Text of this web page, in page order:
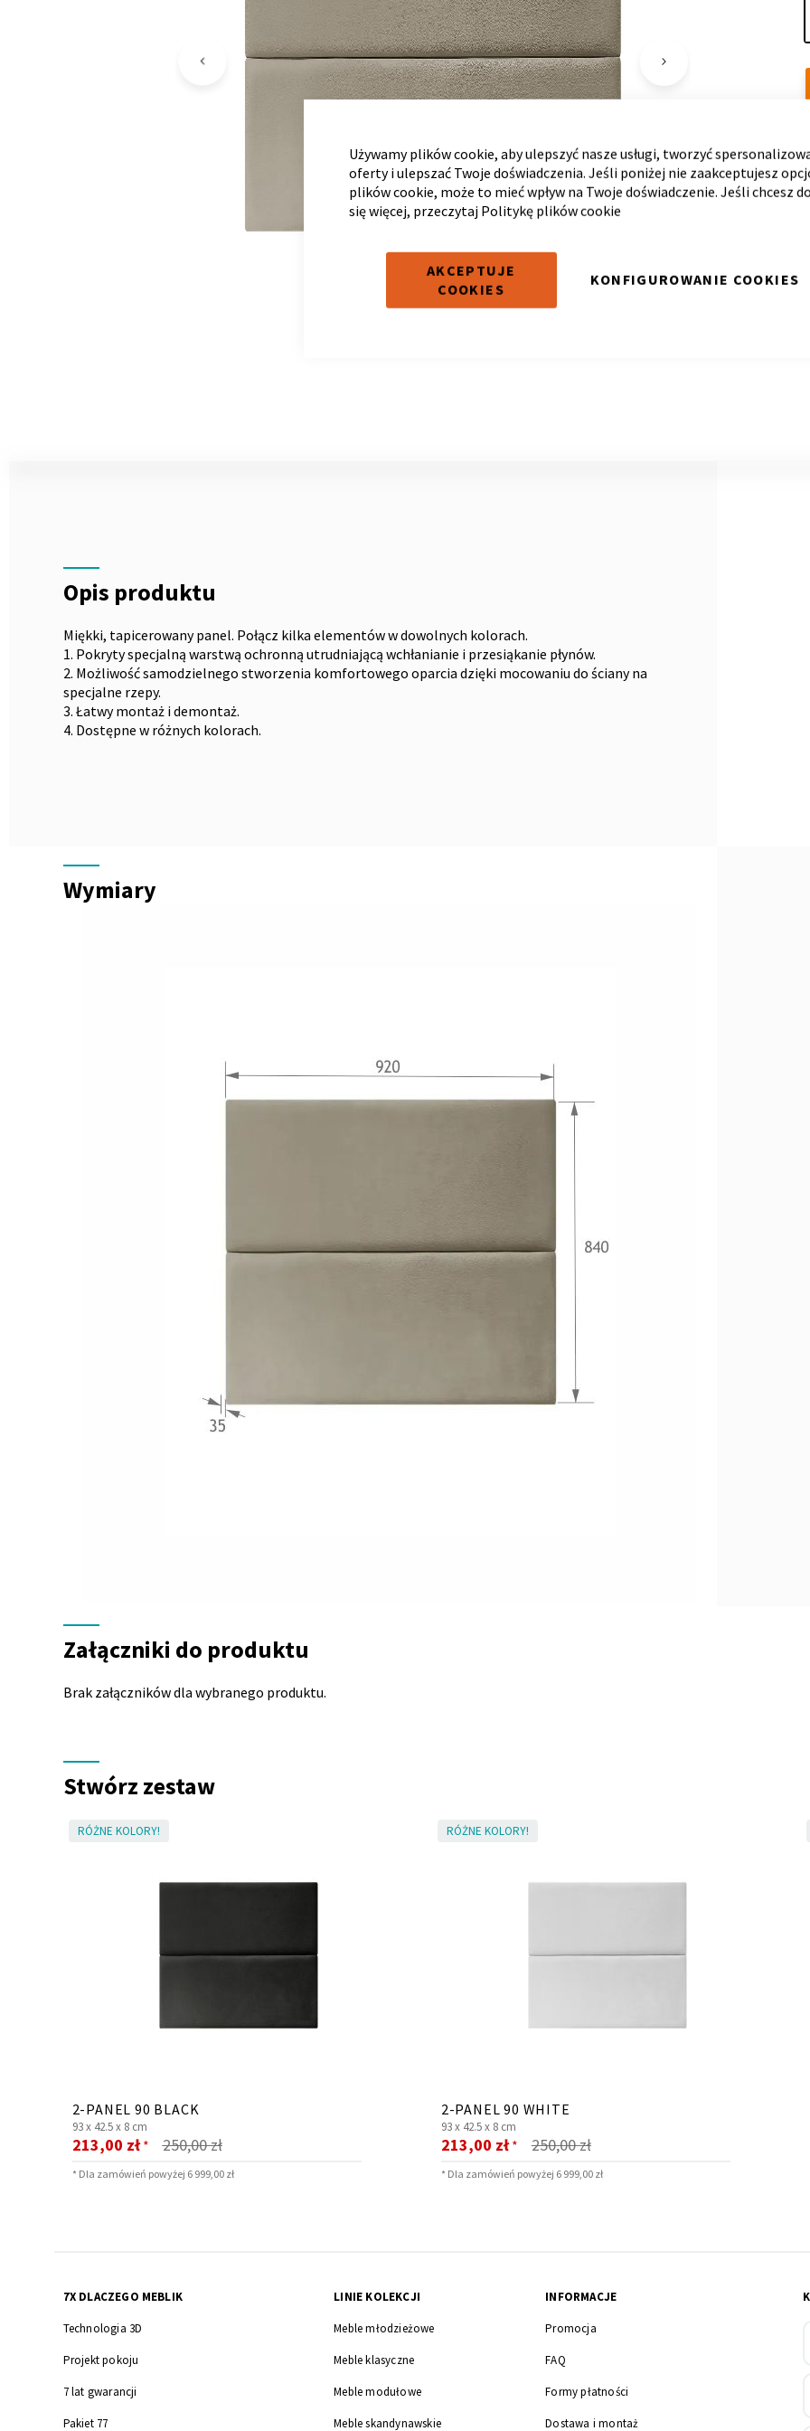
Używamy plików cookie, aby ulepszyć nasze usługi, tworzyć
oferty i ulepszać Twoje doświadczenia. Jeśli poniżej nie zaakceptujesz
plików cookie, może to mieć wpływ na Twoje doświadczenie. Jeśli chcesz
się więcej, przeczytaj Politykę plików cookie
AKCEPTUJE
COOKIES
KONFIGUROWANIE COOKIES
Opis produktu
Miękki, tapicerowany panel. Połącz kilka elementów w dowolnych kolorach.
1. Pokryty specjalną warstwą ochronną utrudniającą wchłanianie i przesiąkanie płynów.
2. Możliwość samodzielnego stworzenia komfortowego oparcia dzięki mocowaniu do ściany na
specjalne rzepy.
3. Łatwy montaż i demontaż.
4. Dostępne w różnych kolorach.
Wymiary
do
produktu
Załączniki do produktu
Brak załączników dla wybranego produktu.
Stwórz zestaw
RÓŻNE KOLORY!
2-PANEL 90 BLACK
93 x 42.5 x 8 cm
250,00 zł
Cena
213,00 zł *
* Dla zamówień powyżej 6 999,00 zł
RÓŻNE KOLORY!
2-PANEL 90 WHITE
93 x 42.5 x 8 cm
250,00 zł
Cena
213,00 zł *
* Dla zamówień powyżej 6 999,00 zł
7X DLACZEGO MEBLIK
Technologia 3D
Projekt pokoju
7 lat gwarancji
Pakiet 77
LINIE KOLEKCJI
Meble młodzieżowe
Meble klasyczne
Meble modułowe
Meble skandynawskie
INFORMACJE
Promocja
FAQ
Formy płatności
Dostawa i montaż